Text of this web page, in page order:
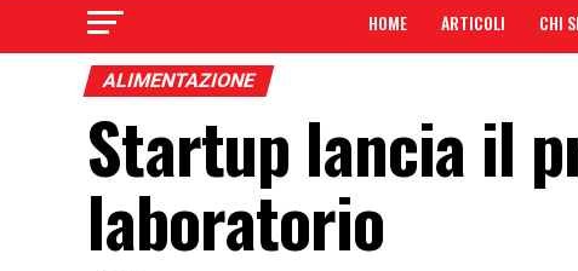
HOME ARTICOLI CHI
ALIMENTAZIONE
Startup lancia il
laboratorio